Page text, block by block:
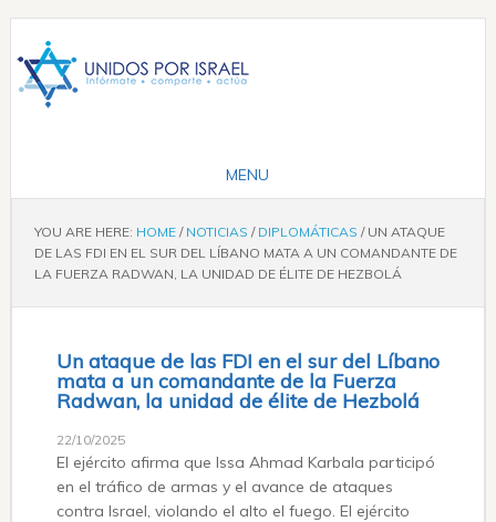
YOU ARE HERE: HOME / NOTICIAS / DIPLOMÁTICAS /UN ATAQUE
DE LAS FDI EN EL SUR DEL LÍBANO MATA A UN COMANDANTE DE
LA FUERZA RADWAN, LA UNIDAD DE ÉLITE DE HEZBOLÁ
Un ataque de las FDI en el sur del Líbano
mata a un comandante de la Fuerza
Radwan, la unidad de élite de Hezbolá
22/10/2025
El ejército afirma que Issa Ahmad Karbala participó
en el tráfico de armas y el avance de ataques
contra Israel, violando el alto el fuego. El ejército